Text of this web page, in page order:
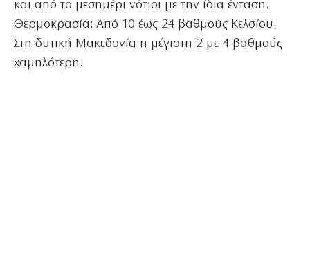
και από το μεσημέρι νότιοι με την ίδια ένταση.
Θερμοκρασία: Από 10 έως 24 βαθμούς Κελσίου.
Στη δυτική Μακεδονία η μέγιστη 2 με 4 βαθμούς
χαμηλότερη.